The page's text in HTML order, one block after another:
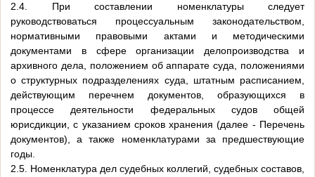
2.4. При составлении номенклатуры следует
руководствоваться процессуальным законодательством,
нормативными правовыми актами и методическими
документами в сфере организации делопроизводства и
архивного дела, положением об аппарате суда, положениями
о структурных подразделениях суда, штатным расписанием,
действующим перечнем документов, образующихся в
процессе деятельности федеральных судов общей
юрисдикции, с указанием сроков хранения (далее - Перечень
документов), а также номенклатурами за предшествующие
годы.
2.5. Номенклатура дел судебных коллегий, судебных составов,